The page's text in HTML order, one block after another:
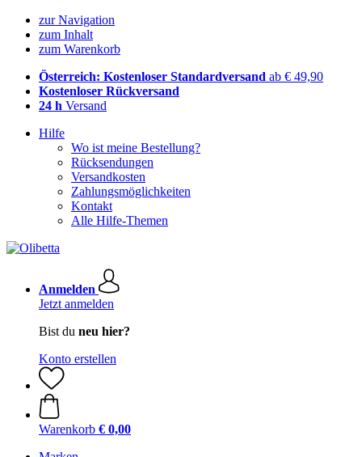
zur Navigation
zum Inhalt
zum Warenkorb
Österreich: Kostenloser Standardversand ab € 49,90
Kostenloser Rückversand
24 h Versand
Hilfe
Wo ist meine Bestellung?
Rücksendungen
Versandkosten
Zahlungsmöglichkeiten
Kontakt
Alle Hilfe-Themen
Anmelden
Jetzt anmelden
Bist du neu hier?
Konto erstellen
Warenkorb € 0,00